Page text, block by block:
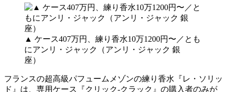
▲ ケース407万円、練り香水10万1200円〜／とも
にアンリ・ジャック（アンリ・ジャック 銀
座）
フランスの超高級パフュームメゾンの練り香水『レ・ソリッ
ド』は、専用ケース『クリック‐クラック』の購入者のみが